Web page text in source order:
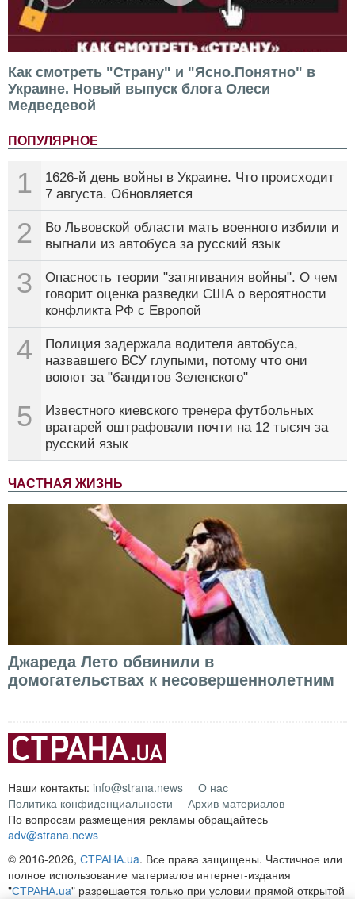
Как смотреть "Страну" и "Ясно.Понятно" в
Украине. Новый выпуск блога Олеси
Медведевой
ПОПУЛЯРНОЕ
1
1626-й день войны в Украине. Что происходит
7 августа. Обновляется
2
Во Львовской области мать военного избили и
выгнали из автобуса за русский язык
3
Опасность теории "затягивания войны". О чем
говорит оценка разведки США о вероятности
конфликта РФ с Европой
4
Полиция задержала водителя автобуса,
назвавшего ВСУ глупыми, потому что они
воюют за "бандитов Зеленского"
5
Известного киевского тренера футбольных
вратарей оштрафовали почти на 12 тысяч за
русский язык
ЧАСТНАЯ ЖИЗНЬ
Джареда Лето обвинили в
домогательствах к несовершеннолетним
Наши контакты: info@strana.news
О нас
Политика конфиденциальности
Архив материалов
По вопросам размещения рекламы обращайтесь
adv@strana.news
© 2016-2026, СТРАНА.ua. Все права защищены. Частичное или
полное использование материалов интернет-издания
"СТРАНА.ua" разрешается только при условии прямой открытой